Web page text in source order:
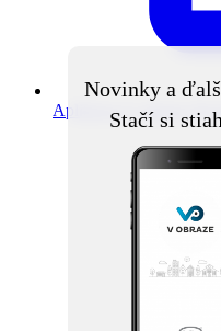
Aplikácia V obraze
Novinky a
Stačí si